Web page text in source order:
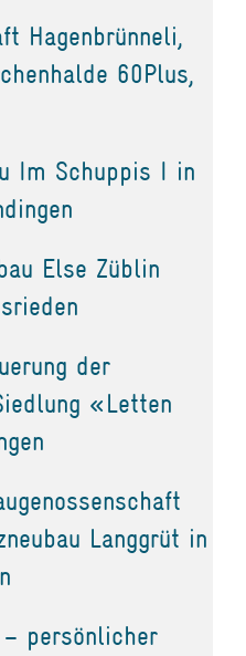
Hagenbrünneli,
60Plus,
Im Schuppis I in
Else Züblin
der
«Letten
Langgrüt in
persönlicher